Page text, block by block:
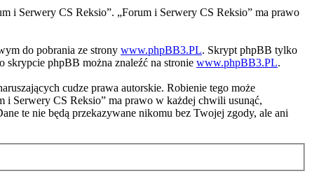
i Serwery CS Reksio”. „Forum i Serwery CS Reksio” ma prawo
do pobrania ze strony www.phpBB3.PL. Skrypt phpBB tylko
skrypcie phpBB można znaleźć na stronie www.phpBB3.PL.
cudze prawa autorskie. Robienie tego może
i Serwery CS Reksio” ma prawo w każdej chwili usunąć,
te nie będą przekazywane nikomu bez Twojej zgody, ale ani